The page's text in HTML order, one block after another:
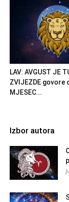
LAV: AVGUST JE
ZVIJEZDE govore
MJESEC...
Izbor autora